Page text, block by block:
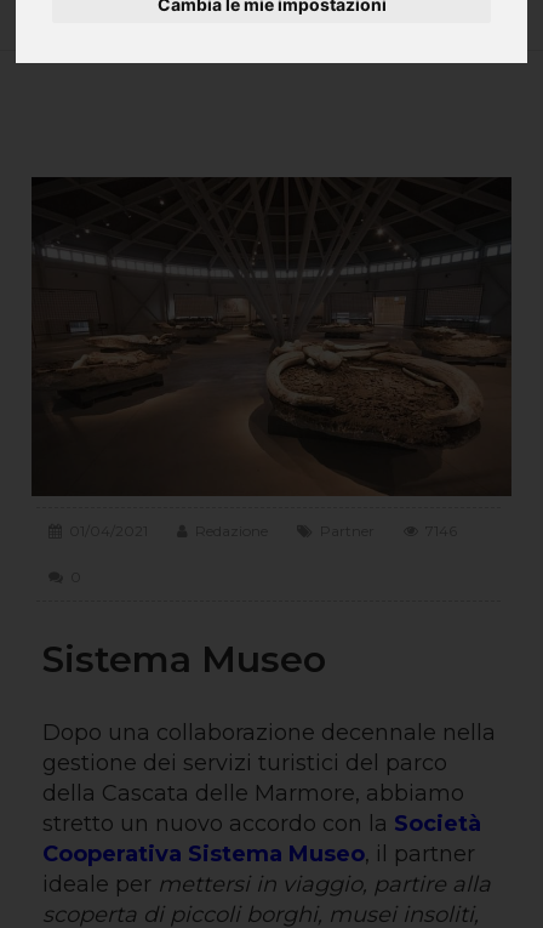
Cambia le mie impostazioni
La Cascata delle Marmore e non solo
Sistema Museo
Dopo una collaborazione decennale nella
gestione dei servizi turistici del parco
della Cascata delle Marmore, abbiamo
stretto un nuovo accordo con la Società
Cooperativa Sistema Museo, il partner
ideale per mettersi in viaggio, partire alla
scoperta di piccoli borghi, musei insoliti,